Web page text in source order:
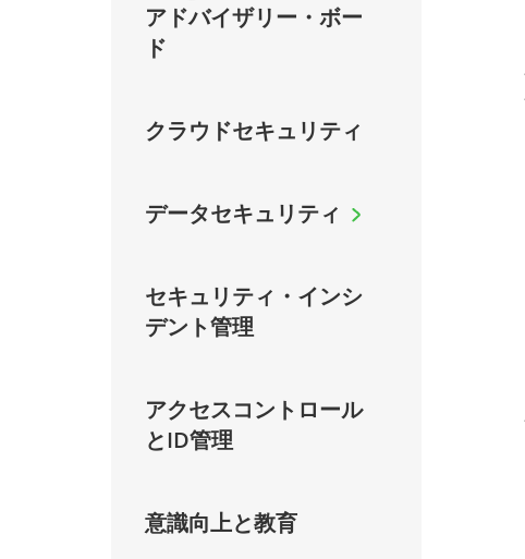
アドバイザリー・ボー
ド
クラウドセキュリティ
データセキュリティ
セキュリティ・インシ
デント管理
アクセスコントロール
とID管理
意識向上と教育